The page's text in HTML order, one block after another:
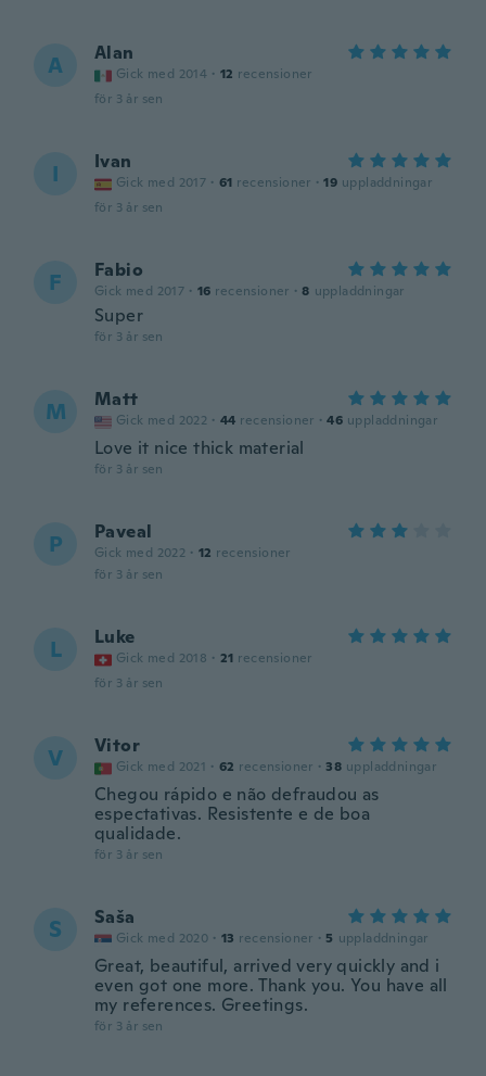
A Alan
Gick med 2014 · 12 recensioner
för 3 år sen
I Ivan
Gick med 2017 · 61 recensioner · 19 uppladdningar
för 3 år sen
F Fabio
Gick med 2017 · 16 recensioner · 8 uppladdningar
Super
för 3 år sen
M Matt
Gick med 2022 · 44 recensioner · 46 uppladdningar
Love it nice thick material
för 3 år sen
P Paveal
Gick med 2022 · 12 recensioner
för 3 år sen
L Luke
Gick med 2018 · 21 recensioner
för 3 år sen
V Vitor
Gick med 2021 · 62 recensioner · 38 uppladdningar
Chegou rápido e não defraudou as
espectativas. Resistente e de boa
qualidade.
för 3 år sen
S Saša
Gick med 2020 · 13 recensioner · 5 uppladdningar
Great, beautiful, arrived very quickly and i
even got one more. Thank you. You have all
my references. Greetings.
för 3 år sen